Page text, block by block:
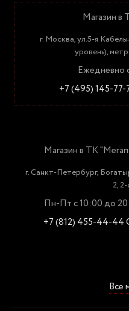
Магазин в
г. Москва, ул.5-я
уровень),
Ежедневно
+7 (495) 145-77-
Магазин в ТК
г. Санкт-Петербург,
2,
Пн-Пт с 10:00 до
+7 (812) 455-44-44
Все